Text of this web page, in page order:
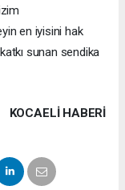
en iyisini hak
sunan sendika
KOCAELI HABERİ